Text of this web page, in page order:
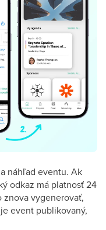
náhľad eventu. Ak
odkaz má platnosť 24
vygenerovať,
event publikovaný,